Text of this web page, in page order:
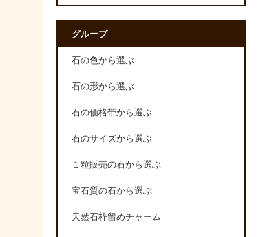
グループ
石の色から選ぶ
石の形から選ぶ
石の価格帯から選ぶ
石のサイズから選ぶ
１粒販売の石から選ぶ
宝石質の石から選ぶ
天然石枠留めチャーム